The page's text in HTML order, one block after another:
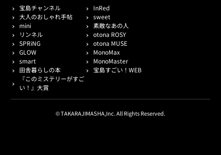
宝島チャンネル
InRed
大人のおしゃれ手帖
sweet
mini
素敵なあの人
リンネル
otona ROSY
SPRiNG
otona MUSE
GLOW
MonoMax
smart
MonoMaster
田舎暮らしの本
宝島すごい！WEB
『このミステリーがすご
い！』大賞
© TAKARAJIMASHA,Inc. All Rights Reserved.